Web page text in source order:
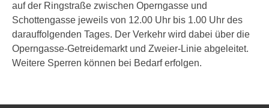
auf der Ringstraße zwischen Operngasse und
Schottengasse jeweils von 12.00 Uhr bis 1.00 Uhr des
darauffolgenden Tages. Der Verkehr wird dabei über die
Operngasse-Getreidemarkt und Zweier-Linie abgeleitet.
Weitere Sperren können bei Bedarf erfolgen.